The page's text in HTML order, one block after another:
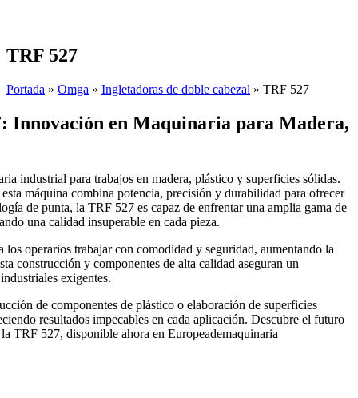
TRF 527
Portada » Omga » Ingletadoras de doble cabezal » TRF 527
Innovación en Maquinaria para Madera,
industrial para trabajos en madera, plástico y superficies sólidas.
máquina combina potencia, precisión y durabilidad para ofrecer
de punta, la TRF 527 es capaz de enfrentar una amplia gama de
una calidad insuperable en cada pieza.
operarios trabajar con comodidad y seguridad, aumentando la
construcción y componentes de alta calidad aseguran un
exigentes.
de componentes de plástico o elaboración de superficies
resultados impecables en cada aplicación. Descubre el futuro
TRF 527, disponible ahora en Europeademaquinaria